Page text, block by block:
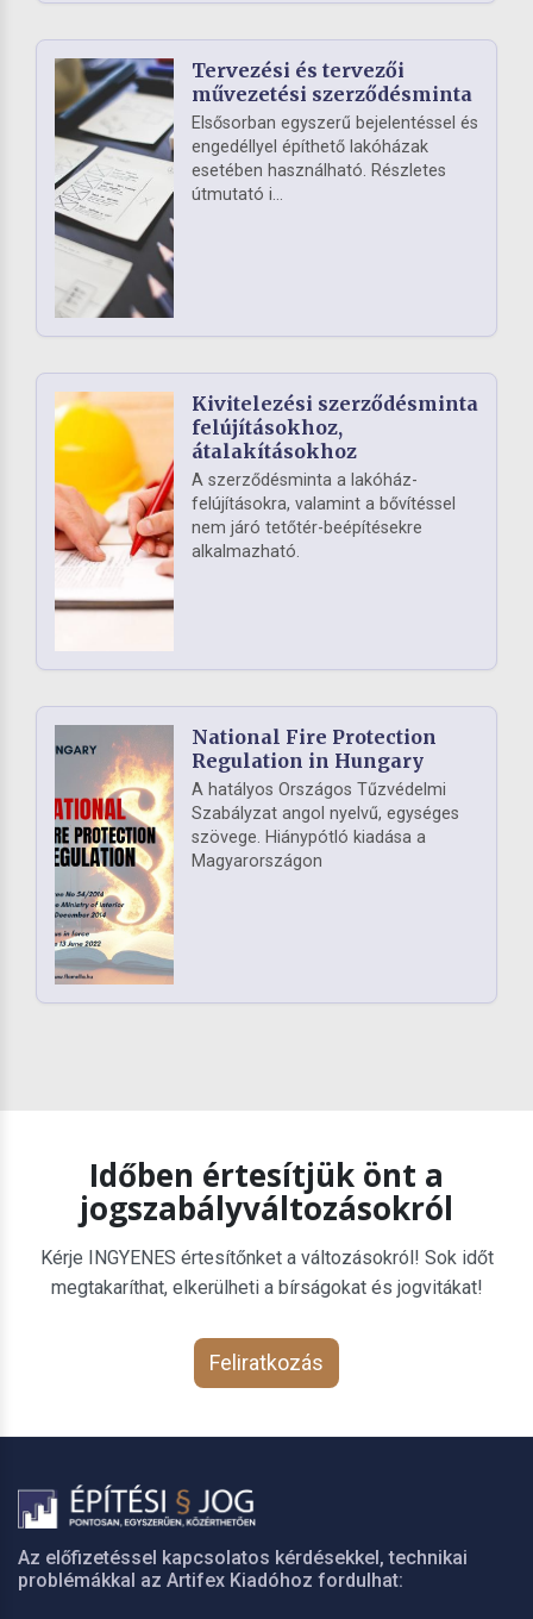
Tervezési és tervezői
művezetési szerződésminta
Elsősorban egyszerű bejelentéssel és
engedéllyel építhető lakóházak
esetében használható. Részletes
útmutató i...
Kivitelezési szerződésminta
felújításokhoz,
átalakításokhoz
A szerződésminta a lakóház-
felújításokra, valamint a bővítéssel
nem járó tetőtér-beépítésekre
alkalmazható.
National Fire Protection
Regulation in Hungary
A hatályos Országos Tűzvédelmi
Szabályzat angol nyelvű, egységes
szövege. Hiánypótló kiadása a
Magyarországon
Időben értesítjük önt a
jogszabályváltozásokról
Kérje INGYENES értesítőnket a változásokról! Sok időt
megtakaríthat, elkerülheti a bírságokat és jogvitákat!
Feliratkozás
Az előfizetéssel kapcsolatos kérdésekkel, technikai
problémákkal az Artifex Kiadóhoz fordulhat: